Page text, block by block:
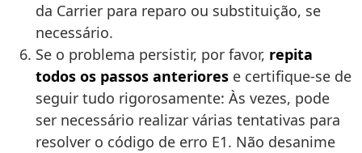
da Carrier para reparo ou substituição, se
necessário.
Se o problema persistir, por favor, repita
todos os passos anteriores e certifique-se de
seguir tudo rigorosamente: Às vezes, pode
ser necessário realizar várias tentativas para
resolver o código de erro E1. Não desanime